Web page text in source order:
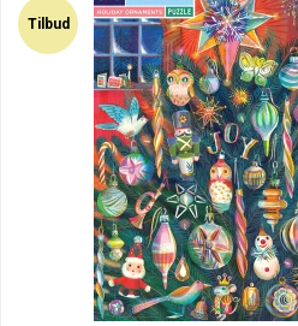
Tilbud